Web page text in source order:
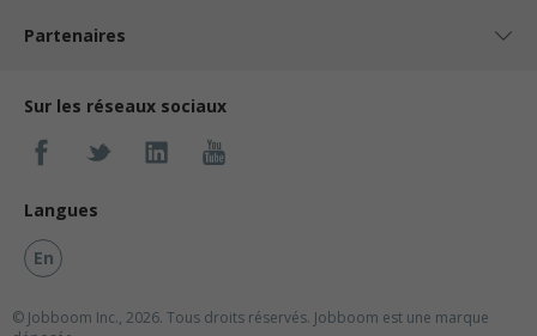
Partenaires
Sur les réseaux sociaux
Langues
En
© Jobboom Inc., 2026. Tous droits réservés. Jobboom est une marque